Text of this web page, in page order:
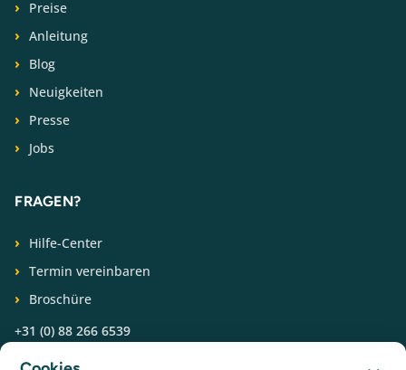
Preise
Anleitung
Blog
Neuigkeiten
Presse
Jobs
FRAGEN?
Hilfe-Center
Termin vereinbaren
Broschüre
+31 (0) 88 266 6539